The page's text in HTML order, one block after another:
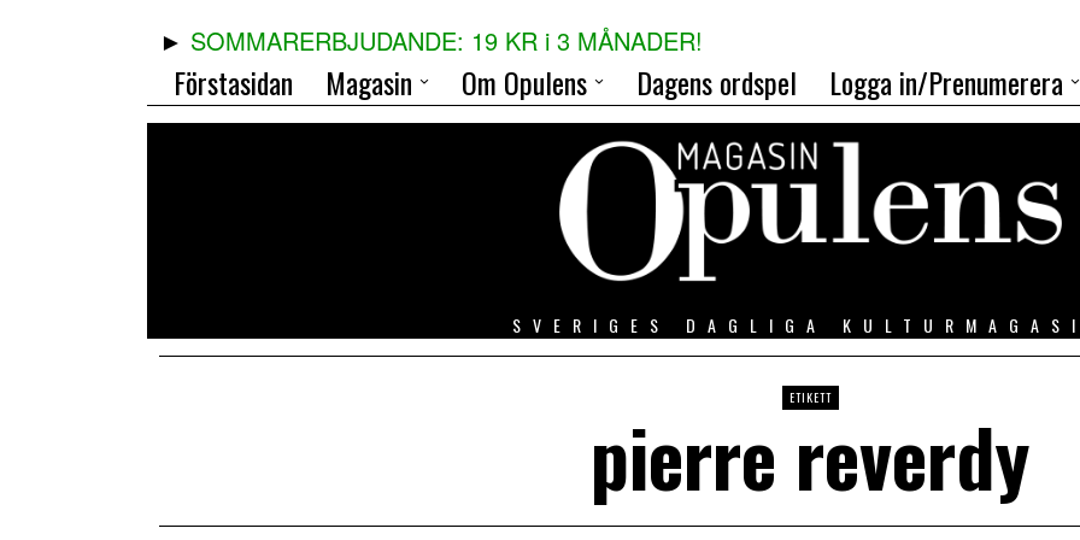
SOMMARERBJUDANDE: 19 KR i 3 MÅNADER!
Förstasidan Magasin Om Opulens Dagens ordspel Logga in/Prenumerera
SVERIGES DAGLIGA
ETIKETT
pierre reverdy